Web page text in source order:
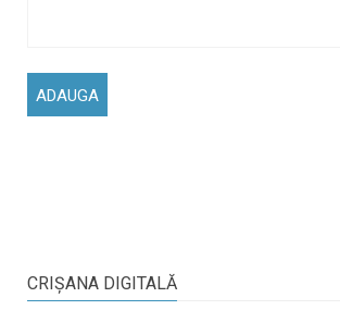
CRIŞANA DIGITALĂ